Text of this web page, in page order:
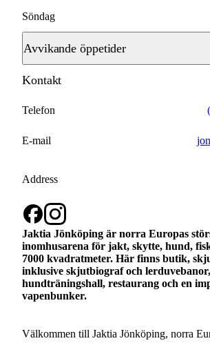
Söndag
Avvikande öppetider
2026-04-30
2026-05-01
2026-05-14
2026-06-19
2026-06-20
2026-10-31
2026-12-24
Kontakt
Telefon
E-mail
Address
Jaktia Jönköping är norra Europas
inomhusarena för jakt, skytte, hund,
7000 kvadratmeter. Här finns butik,
inklusive skjutbiograf och lerduvebanor,
hundträningshall, restaurang och en
vapenbunker.
Välkommen till Jaktia Jönköping, norra